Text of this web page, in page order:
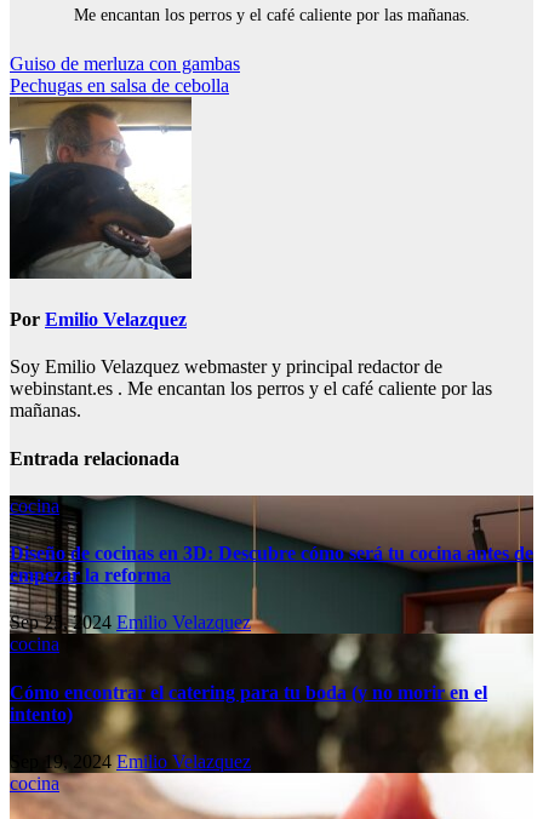
Me encantan los perros y el café caliente por las mañanas.
Navegación
de
entradas
Guiso de merluza con gambas
Pechugas en salsa de cebolla
Por Emilio Velazquez
Soy Emilio Velazquez webmaster y principal redactor de
webinstant.es . Me encantan los perros y el café caliente por las
mañanas.
Entrada relacionada
cocina
Diseño de cocinas en 3D: Descubre cómo será tu cocina antes de
empezar la reforma
Sep 25, 2024 Emilio Velazquez
cocina
Cómo encontrar el catering para tu boda (y no morir en el
intento)
Sep 19, 2024Emilio Velazquez
cocina